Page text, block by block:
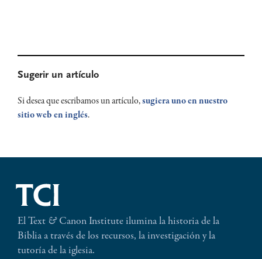
Sidebar
Sugerir un artículo
Si desea que escribamos un artículo,sugiera uno en nuestro
sitio web en inglés.
El Text &Canon Institute ilumina la historia de la
Biblia a través de los recursos, la investigación y la
tutoría de la iglesia.